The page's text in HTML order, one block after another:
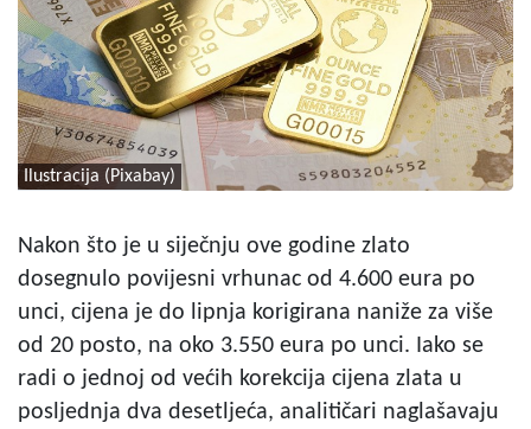
Ilustracija (Pixabay)
Nakon što je u siječnju ove godine zlato
dosegnulo povijesni vrhunac od 4.600 eura po
unci, cijena je do lipnja korigirana naniže za više
od 20 posto, na oko 3.550 eura po unci. Iako se
radi o jednoj od većih korekcija cijena zlata u
posljednja dva desetljeća, analitičari naglašavaju